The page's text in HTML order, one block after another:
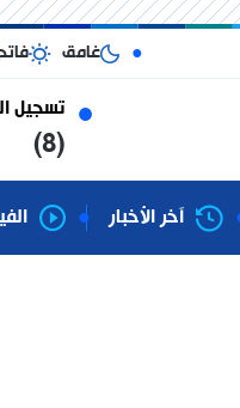
تسجيل
(8)
غامق
آخر الأخبار